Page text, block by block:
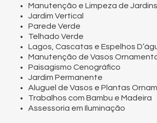
Manutenção e Limpeza de Jardins
Jardim Vertical
Parede Verde
Telhado Verde
Lagos, Cascatas e Espelhos
Manutenção de Vasos
Paisagismo Cenográfico
Jardim Permanente
Aluguel de Vasos e Plantas
Trabalhos com Bambu e Madeira
Assessoria em Iluminação